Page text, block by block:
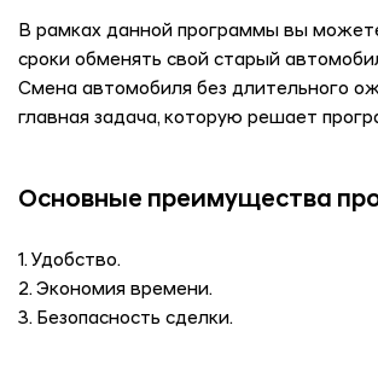
В рамках данной программы вы
сроки обменять свой старый
Смена автомобиля без длительного
главная задача, которую решает
Основные преимущества
1. Удобство.
2. Экономия времени.
3. Безопасность сделки.